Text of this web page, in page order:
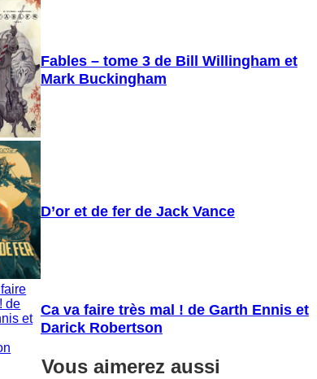
Fables – tome 3 de Bill Willingham et
Mark Buckingham
D’or et de fer de Jack Vance
Ca va faire très mal ! de Garth Ennis et
Darick Robertson
Vous aimerez aussi